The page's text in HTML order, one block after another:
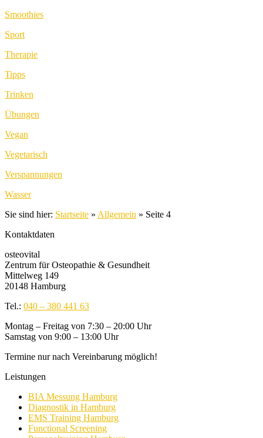
Smoothies
Sport
Therapie
Tipps
Trinken
Übungen
Vegan
Vegetarisch
Verspannungen
Wasser
Sie sind hier: Startseite » Allgemein » Seite 4
Kontaktdaten
osteovital
Zentrum für Osteopathie & Gesundheit
Mittelweg 149
20148 Hamburg
Tel.: 040 – 380 441 63
Montag – Freitag von 7:30 – 20:00 Uhr
Samstag von 9:00 – 13:00 Uhr
Termine nur nach Vereinbarung möglich!
Leistungen
BIA Messung Hamburg
Diagnostik in Hamburg
EMS Training Hamburg
Functional Screening